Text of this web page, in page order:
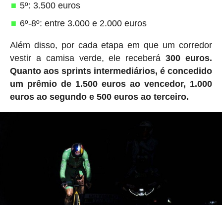
5º: 3.500 euros
6º-8º: entre 3.000 e 2.000 euros
Além disso, por cada etapa em que um corredor
vestir a camisa verde, ele receberá300 euros.
Quanto aos sprints intermediários, é concedido
um prêmio de 1.500 euros ao vencedor, 1.000
euros ao segundo e 500 euros ao terceiro.